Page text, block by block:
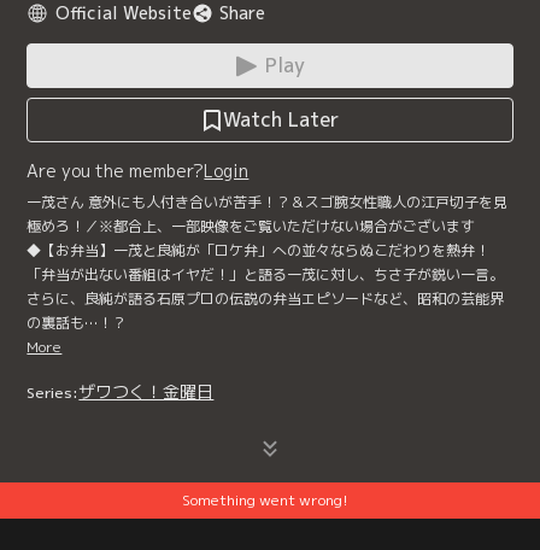
Official Website Share
Play
Watch Later
Are you the member?Login
一茂さん 意外にも人付き合いが苦手！？＆スゴ腕女性職人の江戸切子を見
極めろ！／※都合上、一部映像をご覧いただけない場合がございます
◆【お弁当】一茂と良純が「ロケ弁」への並々ならぬこだわりを熱弁！
「弁当が出ない番組はイヤだ！」と語る一茂に対し、ちさ子が鋭い一言。
さらに、良純が語る石原プロの伝説の弁当エピソードなど、昭和の芸能界
の裏話も…！？
More
Series:ザワつく！金曜日
Something went wrong!